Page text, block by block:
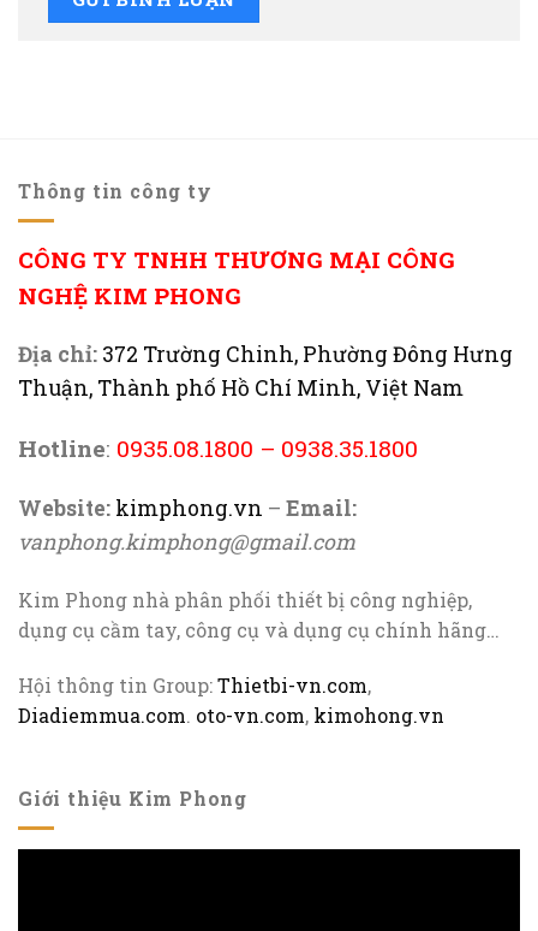
Thông tin công ty
CÔNG TY TNHH THƯƠNG MẠI CÔNG
NGHỆ KIM PHONG
Địa chỉ: 372 Trường Chinh, Phường Đông Hưng
Thuận, Thành phố Hồ Chí Minh, Việt Nam
Hotline: 0935.08.1800 – 0938.35.1800
Website: kimphong.vn – Email:
vanphong.kimphong@gmail.com
Kim Phong nhà phân phối thiết bị công nghiệp,
dụng cụ cầm tay, công cụ và dụng cụ chính hãng…
Hội thông tin Group:Thietbi-vn.com,
Diadiemmua.com. oto-vn.com, kimohong.vn
Giới thiệu Kim Phong